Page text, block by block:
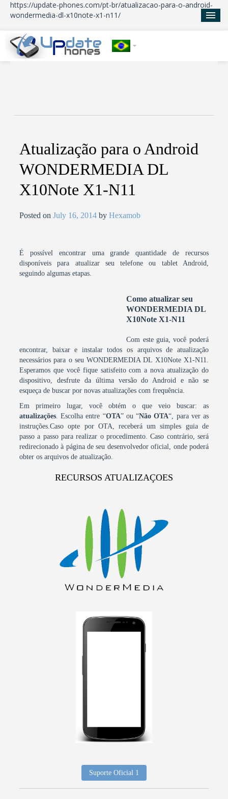
https://update-phones.com/pt-br/atualizacao-para-o-android-
wondermedia-dl-x10note-x1-n11/
Atualização para o Android
WONDERMEDIA DL
X10Note X1-N11
Posted onJuly 16, 2014 byHexamob
É possível encontrar uma grande quantidade de recursos
disponíveis para atualizar seu telefone ou tablet Android,
seguindo algumas etapas.
Como atualizar seu
WONDERMEDIA DL
X10Note X1-N11
Com este guia, você poderá
encontrar, baixar e instalar todos os arquivos de atualização
necessários para o seu WONDERMEDIA DL X10Note X1-N11.
Esperamos que você fique satisfeito com a nova atualização do
dispositivo, desfrute da última versão do Android e não se
esqueça de buscar por novas atualizações com frequência.
Em primeiro lugar, você obtém o que veio buscar: as
atualizações. Escolha entre “OTA” ou “Não OTA“, para ver as
instruções.Caso opte por OTA, receberá um simples guia de
passo a passo para realizar o procedimento. Caso contrário, será
redirecionado à página de seu desenvolvedor oficial, onde poderá
obter os arquivos de atualização.
RECURSOS ATUALIZAÇOES
Suporte Oficial 1